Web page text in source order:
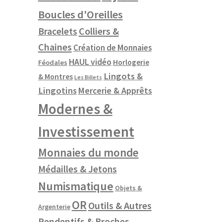
Boucles d'Oreilles
Bracelets Colliers &
Chaines Création de Monnaies
Féodales HAUL vidéo Horlogerie
& Montres Les Billets Lingots &
Lingotins Mercerie & Apprêts
Modernes &
Investissement
Monnaies du monde
Médailles & Jetons
Numismatique Objets &
Argenterie OR Outils & Autres